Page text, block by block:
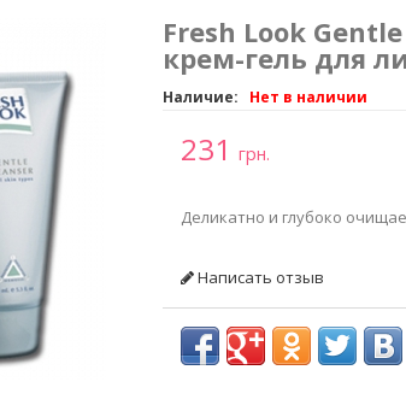
Fresh Look
крем-гель для
Наличие: Нет в наличии
231 грн.
Деликатно и глубоко
Написать отзыв